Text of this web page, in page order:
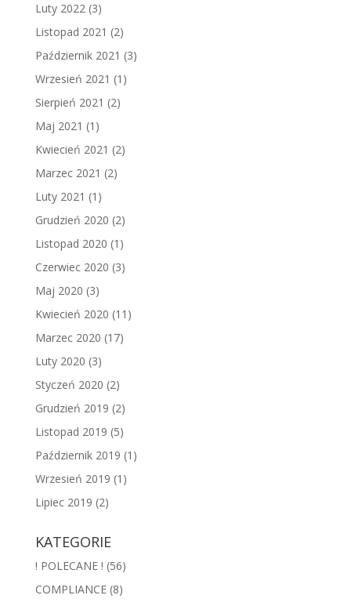
Luty 2022(3)
Listopad 2021 (2)
Październik 2021 (3)
Wrzesień 2021 (1)
Sierpień 2021 (2)
Maj 2021 (1)
Kwiecień 2021 (2)
Marzec 2021 (2)
Luty 2021 (1)
Grudzień 2020 (2)
Listopad 2020 (1)
Czerwiec 2020 (3)
Maj 2020 (3)
Kwiecień 2020 (11)
Marzec 2020 (17)
Luty 2020 (3)
Styczeń 2020 (2)
Grudzień 2019 (2)
Listopad 2019 (5)
Październik 2019 (1)
Wrzesień 2019 (1)
Lipiec 2019 (2)
KATEGORIE
! POLECANE ! (56)
COMPLIANCE(8)